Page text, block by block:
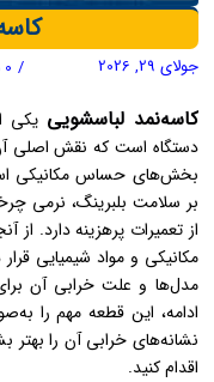
جولای 29, 2026 / 0 دیدگاه
کاسه‌نمد لباسشویی یکی
دستگاه است که نقش اصلی آن
بخش‌های حساس مکانیکی
بر سلامت بلبرینگ، نرمی
از تعمیرات پرهزینه دارد.
مکانیکی و مواد شیمیایی
مدل‌ها و علت خرابی آن برای
ادامه، این قطعه مهم را
نشانه‌های خرابی آن را بهتر
اقدام کنید.